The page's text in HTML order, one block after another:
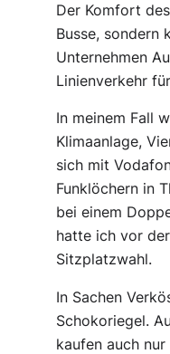
Der Komfort
Busse, sondern
Unternehmen
Linienverkehr
In meinem Fall
Klimaanlage,
sich mit
Funklöchern in
bei einem
hatte ich vor
Sitzplatzwahl.
In Sachen
Schokoriegel.
kaufen auch